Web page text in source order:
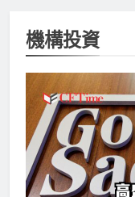
機構投資